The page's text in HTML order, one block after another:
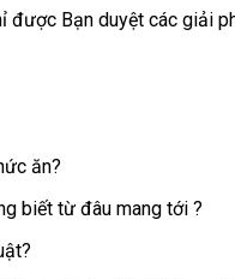
Bạn duyệt các giải
ăn?
biết từ đâu mang tới ?